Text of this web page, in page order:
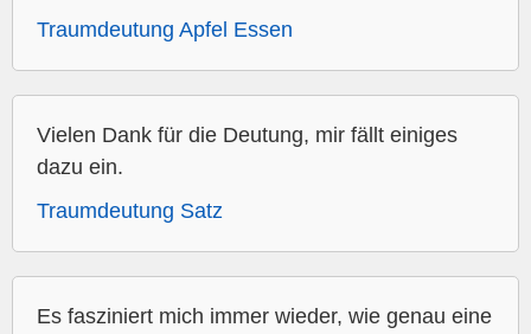
Traumdeutung Apfel Essen
Vielen Dank für die Deutung, mir fällt einiges
dazu ein.
Traumdeutung Satz
Es fasziniert mich immer wieder, wie genau eine